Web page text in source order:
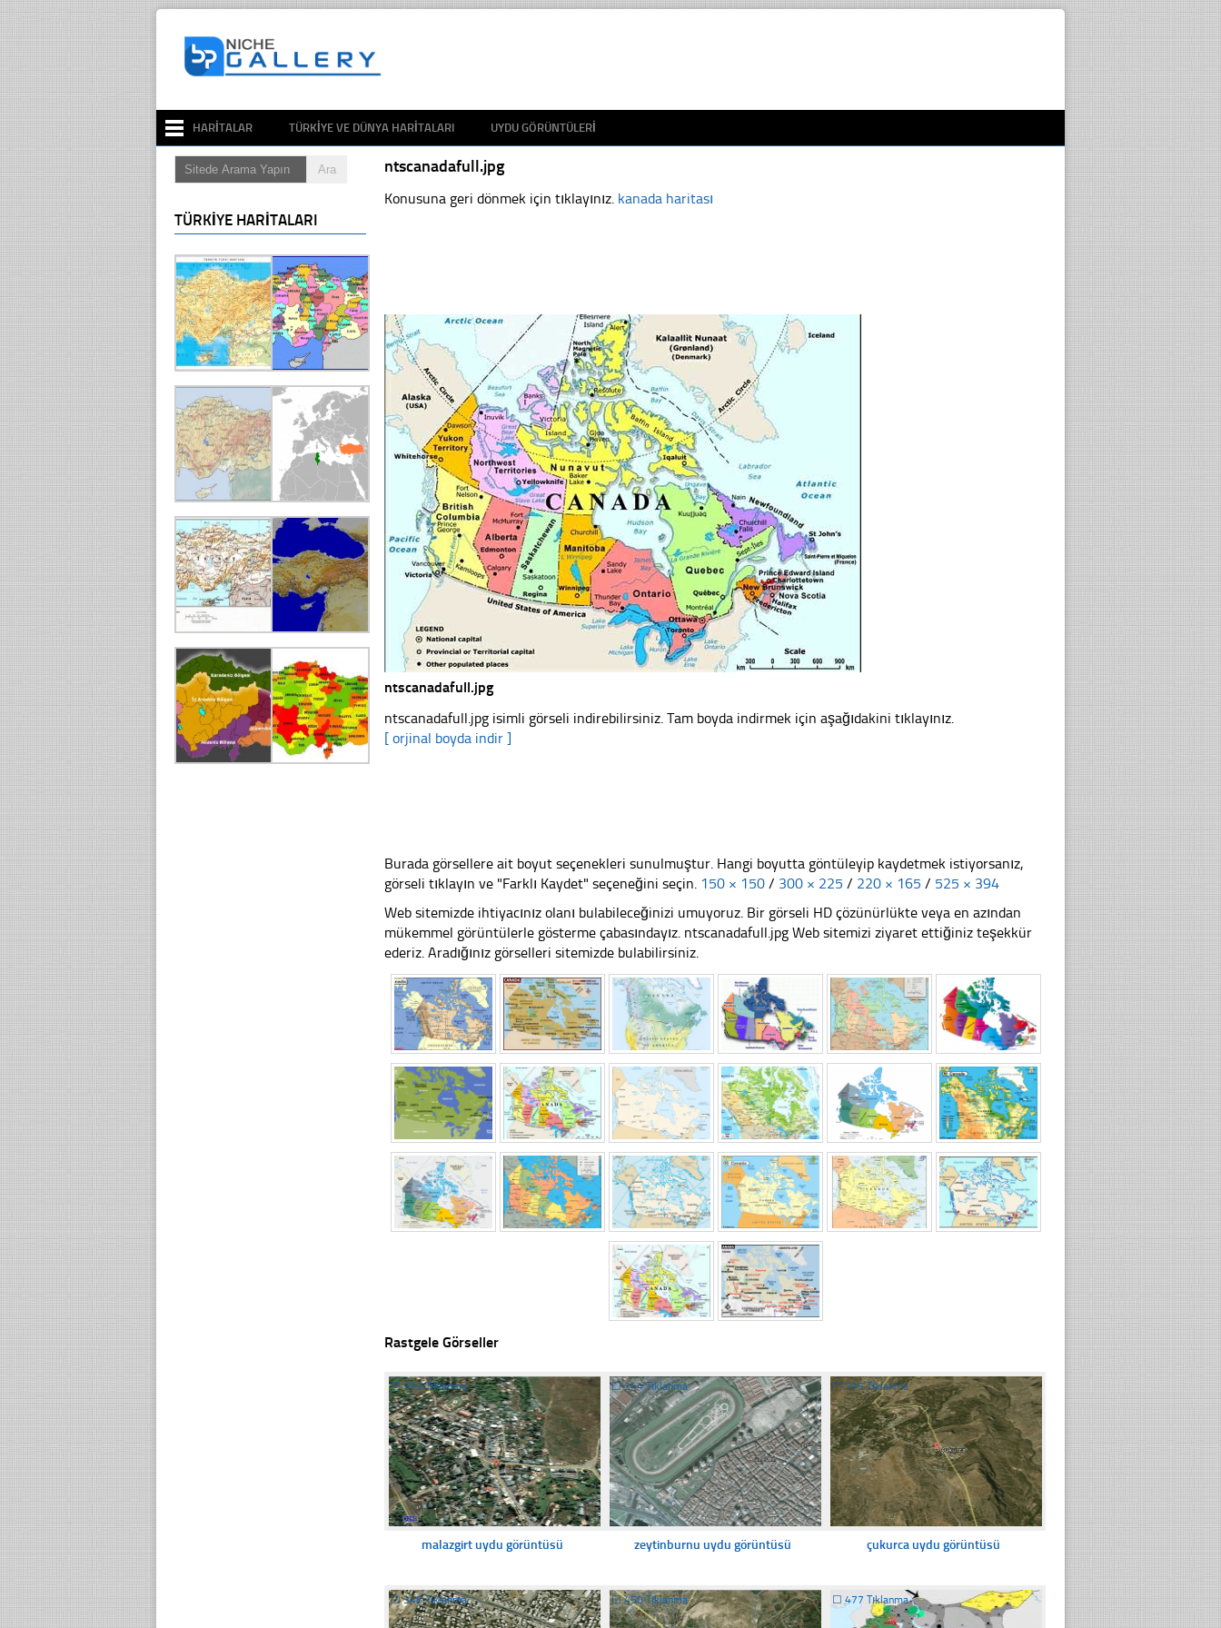
HARITALAR TÜRKIYE VE DÜNYA HARITALARI UYDU GÖRÜNTÜLERI
ntscanadafull.jpg
Konusuna geri dönmek için tıklayınız. kanada haritası
ntscanadafull.jpg
ntscanadafull.jpg isimli görseli indirebilirsiniz. Tam boyda indirmek için aşağıdakini tıklayınız.
[ orjinal boyda indir ]
Burada görsellere ait boyut seçenekleri sunulmuştur. Hangi boyutta göntüleyip kaydetmek istiyorsanız,
görseli tıklayın ve "Farklı Kaydet" seçeneğini seçin. 150 × 150 / 300 × 225 / 220 × 165 / 525 × 394
Web sitemizde ihtiyacınız olanı bulabileceğinizi umuyoruz. Bir görseli HD çözünürlükte veya en azından
mükemmel görüntülerle gösterme çabasındayız. ntscanadafull.jpg Web sitemizi ziyaret ettiğiniz teşekkür
ederiz. Aradığınız görselleri sitemizde bulabilirsiniz.
Rastgele Görseller
☐353 Tıklanma
malazgirt uydu görüntüsü
☐244 Tıklanma
zeytinburnu uydu görüntüsü
☐295 Tıklanma
çukurca uydu görüntüsü
☐348 Tıklanma ☐450 Tıklanma ☐ 477 Tıklanma
TÜRKIYE HARITALARI